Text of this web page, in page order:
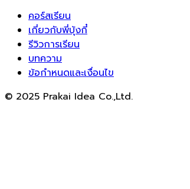
คอร์สเรียน
เกี่ยวกับพี่บุ้งกี๋
รีวิวการเรียน
บทความ
ข้อกำหนดและเงื่อนไข
© 2025 Prakai Idea Co.,Ltd.